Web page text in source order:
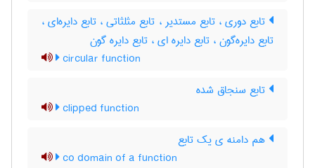
تابع دوری ، تابع مستدیر ، تابع مثلثاتی ، تابع دایره‌ای ،
تابع دایره‌گون ، تابع دایره ای ، تابع دایره گون
circular function
تابع سنجاق شده
clipped function
هم دامنه ی یک تابع
co domain of a function